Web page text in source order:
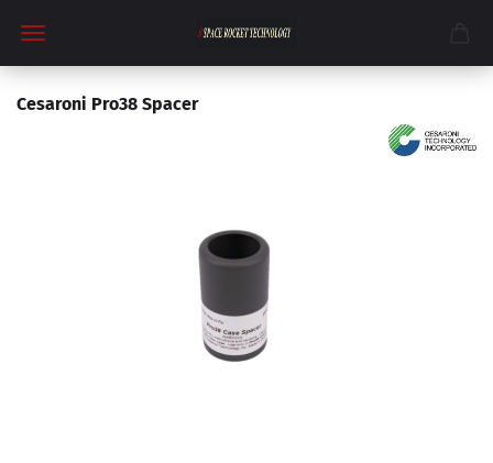
Cesaroni Pro38 Spacer